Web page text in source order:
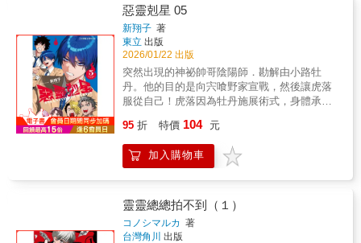
《COLOR BIBLE》；彩稿集《口袋畫廊》與公
式設定集《青之驅魔師 正十字騎士團導覽書》
好評發售中。★日本動畫進入第四季!!
惡靈剋星 05
新翔子 著
東立 出版
2026/01/22 出版
突然出現的神祕帥哥陰陽師．勘解由小路牡
丹。他的目的是向宍喰野家宣戰，然後讓虎落
服從自己！虎落因為牡丹施展術式，身體承受
暗。形成那片黑暗的過去究竟是──
95 折 特價 104 元
加入購物車
靈靈總總拍不到（１）
コノシマルカ 著
台灣角川 出版